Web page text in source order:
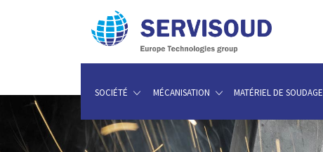
SOCIÉTÉ MÉCANISATION MATÉRIEL DE SOUDAGE